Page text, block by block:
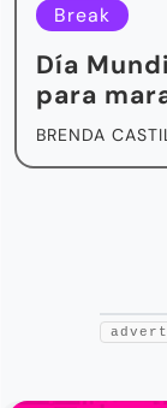
Break
Día
para
BRENDA